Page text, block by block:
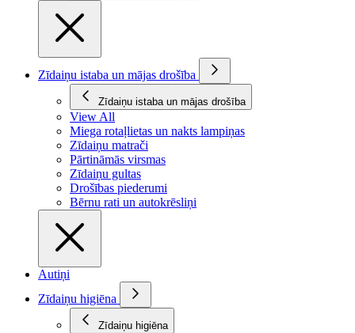
Zīdaiņu istaba un mājas drošība
Zīdaiņu istaba un mājas drošība
View All
Miega rotaļlietas un nakts lampiņas
Zīdaiņu matrači
Pārtināmās virsmas
Zīdaiņu gultas
Drošības piederumi
Bērnu rati un autokrēsliņi
Autiņi
Zīdaiņu higiēna
Zīdaiņu higiēna